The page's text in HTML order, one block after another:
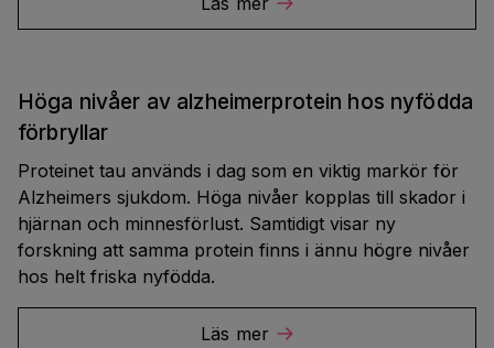
Höga nivåer av alzheimerprotein hos nyfödda
förbryllar
Proteinet tau används i dag som en viktig markör för
Alzheimers sjukdom. Höga nivåer kopplas till skador i
hjärnan och minnesförlust. Samtidigt visar ny
forskning att samma protein finns i ännu högre nivåer
hos helt friska nyfödda.
Läs mer